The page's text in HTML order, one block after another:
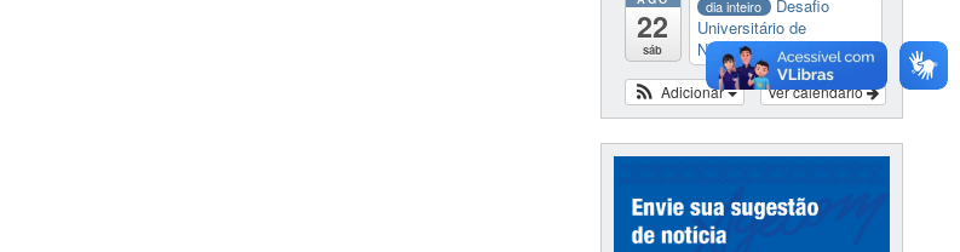
22
sáb
dia inteiro
Desafio
Universitário de
Nautide...
Ver calendário
Adicionar